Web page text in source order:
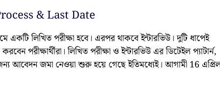
& Last Date
একটি লিখিত পরীক্ষা হবে। এরপর থাকবে ইন্টারভিউ। দুটি ধাপেই
পরীক্ষার্থীরা। লিখিত পরীক্ষা ও ইন্টারভিউ এর ডিটেইল প্যাটার্ন,
আবেদন জমা নেওয়া শুরু হয়ে গেছে ইতিমধ্যেই। আগামী 16